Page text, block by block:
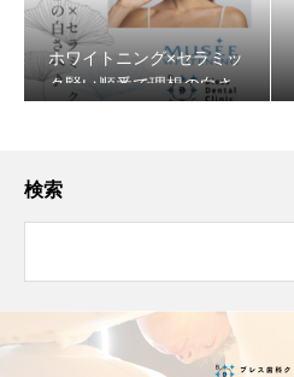
ホワイトニング×セラミッ
ク賢い順番で理想の白さ
検索